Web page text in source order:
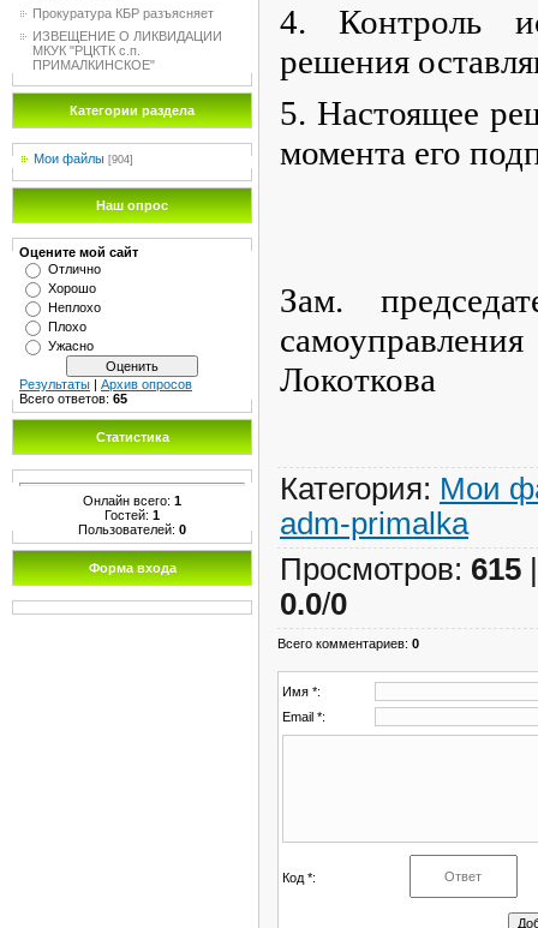
Прокуратура КБР разъясняет
ИЗВЕЩЕНИЕ О ЛИКВИДАЦИИ
МКУК "РЦКТК с.п.
ПРИМАЛКИНСКОЕ"
Категории раздела
Мои файлы [904]
Наш опрос
Оцените мой сайт
Отлично
Хорошо
Неплохо
Плохо
Ужасно
Результаты | Архив опросов
Всего ответов: 65
Статистика
Онлайн всего: 1
Гостей: 1
Пользователей: 0
Форма входа
4. Контроль
решения
5. Настоящее
момента его
Зам.
Локоткова
Категория: Мои
adm-primalka
Просмотров: 615
0.0/0
Всего комментариев: 0
Имя *:
Email *:
Код *: